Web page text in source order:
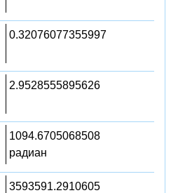
0.32076077355997
2.9528555895626
1094.6705068508
радиан
3593591.2910605